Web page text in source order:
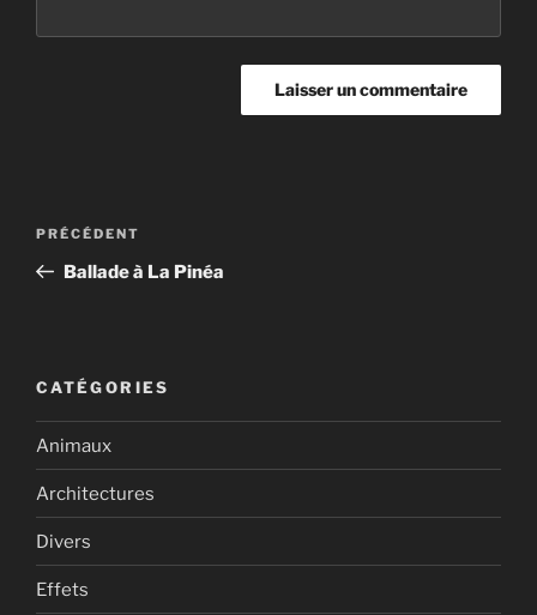
Navigation
l’article
Article
précédent
PRÉCÉDENT
Ballade à La Pinéa
CATÉGORIES
Animaux
Architectures
Divers
Effets